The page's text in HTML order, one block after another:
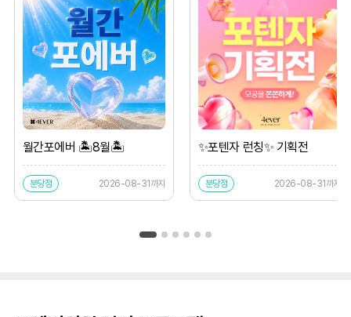
월간포에버 🏝️8월🏝️
분당점 2026-08-31까지
✨포텐자 런칭✨ 기획전
분당점 2026-08-31까지